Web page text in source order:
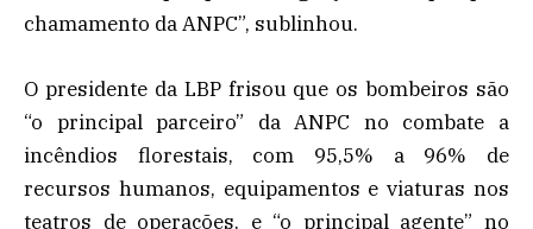
chamamento da ANPC”, sublinhou.
O presidente da LBP frisou que os bombeiros são
“o principal parceiro” da ANPC no combate a
incêndios florestais, com 95,5% a 96% de
recursos humanos, equipamentos e viaturas nos
teatros de operações, e “o principal agente” no